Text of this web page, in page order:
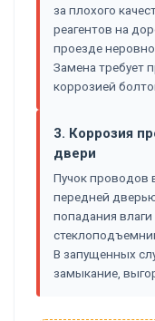
за плохого
реагентов на
проезде
Замена требует
коррозией
3. Коррозия
двери
Пучок проводов
передней
попадания влаги
В запущенных
замыкание,